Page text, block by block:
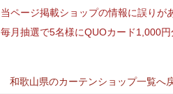
当ページ掲載ショップの情報に誤りが
毎月抽選で5名様にQUOカード1,000円
和歌山県のカーテンショップ一覧へ